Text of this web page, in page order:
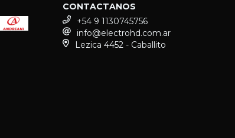
CONTACTANOS
+54 9 1130745756
info@electrohd.com.ar
Lezica 4452 - Caballito